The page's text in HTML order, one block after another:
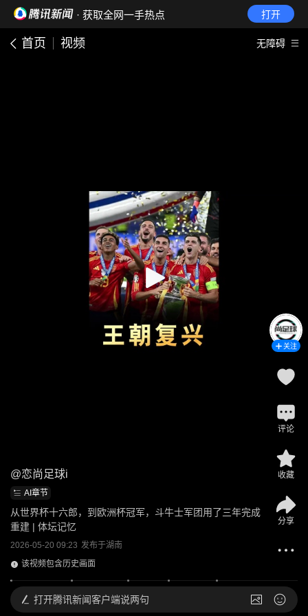
· 获取全网一手热点 打开
首页 视频 无障碍
@恋尚足球i
AI章节
从世界杯十六郎，到欧洲杯冠军，斗牛士军团用了三年完成
重建 | 体坛记忆
2026-05-20 09:23 发布于湖南
该视频包含历史画面
关注
评论
收藏
分享
打开腾讯新闻客户端说两句